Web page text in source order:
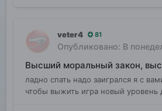
veter4 81
Опубликовано: В
ладно спать надо заигрался я с
чтобы выжить игра новый уровень